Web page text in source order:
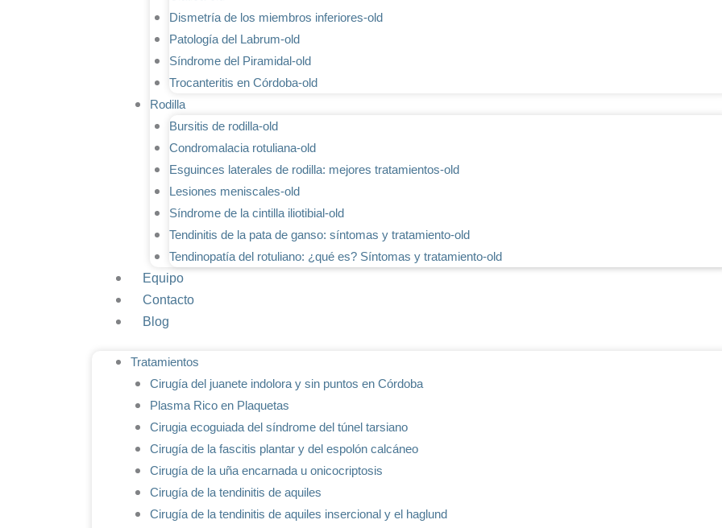
Dismetría de los miembros inferiores-old
Patología del Labrum-old
Síndrome del Piramidal-old
Trocanteritis en Córdoba-old
Rodilla
Bursitis de rodilla-old
Condromalacia rotuliana-old
Esguinces laterales de rodilla: mejores tratamientos-old
Lesiones meniscales-old
Síndrome de la cintilla iliotibial-old
Tendinitis de la pata de ganso: síntomas y tratamiento-old
Tendinopatía del rotuliano: ¿qué es? Síntomas y tratamiento-old
Equipo
Contacto
Blog
Tratamientos
Cirugía del juanete indolora y sin puntos en Córdoba
Plasma Rico en Plaquetas
Cirugia ecoguiada del síndrome del túnel tarsiano
Cirugía de la fascitis plantar y del espolón calcáneo
Cirugía de la uña encarnada u onicocriptosis
Cirugía de la tendinitis de aquiles
Cirugía de la tendinitis de aquiles insercional y el haglund